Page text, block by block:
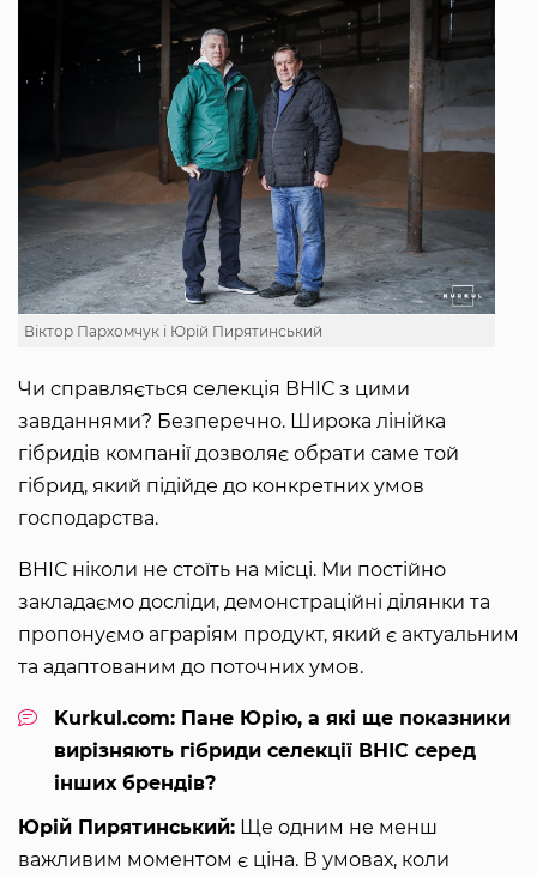
Віктор Пархомчук і Юрій Пирятинський
Чи справляється селекція ВНІС з цими
завданнями? Безперечно. Широка лінійка
гібридів компанії дозволяє обрати саме той
гібрид, який підійде до конкретних умов
господарства.
ВНІС ніколи не стоїть на місці. Ми постійно
закладаємо досліди, демонстраційні ділянки та
пропонуємо аграріям продукт, який є актуальним
та адаптованим до поточних умов.
Kurkul.com: Пане Юрію, а які ще показники
вирізняють гібриди селекції ВНІС серед
інших брендів?
Юрій Пирятинський: Ще одним не менш
важливим моментом є ціна. В умовах, коли